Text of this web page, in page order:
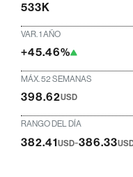
533K
VAR. 1 AÑO
+45.46%
MÁX. 52 SEMANAS
398.62USD
RANGO DEL DÍA
382.41USD-386.33